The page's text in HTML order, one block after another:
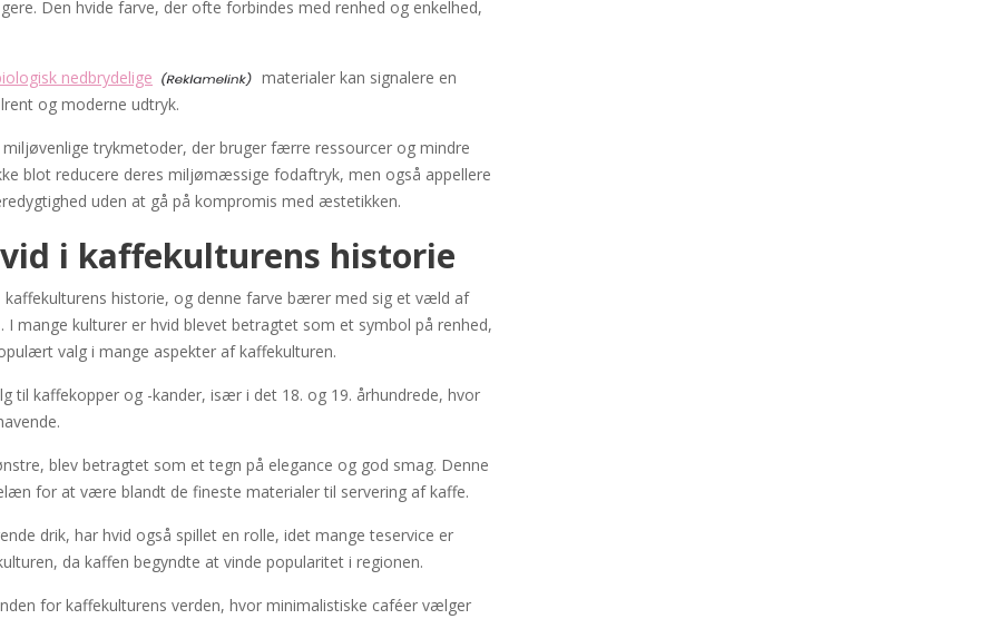
Den hvide farve, der ofte forbindes med renhed og enkelhed,
nedbrydelige
materialer kan signalere en
og moderne udtryk.
trykmetoder, der bruger færre ressourcer og mindre
blot reducere deres miljømæssige fodaftryk, men også appellere
uden at gå på kompromis med æstetikken.
i kaffekulturens historie
historie, og denne farve bærer med sig et væld af
mange kulturer er hvid blevet betragtet som et symbol på renhed,
valg i mange aspekter af kaffekulturen.
til kaffekopper og -kander, især i det 18. og 19. århundrede, hvor
blev betragtet som et tegn på elegance og god smag. Denne
for at være blandt de fineste materialer til servering af kaffe.
drik, har hvid også spillet en rolle, idet mange teservice er
da kaffen begyndte at vinde popularitet i regionen.
for kaffekulturens verden, hvor minimalistiske caféer vælger